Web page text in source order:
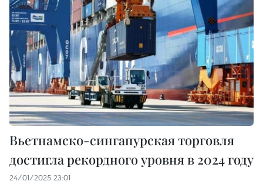
Вьетнамско-сингапурская торговля
достигла рекордного уровня в 2024 году
24/01/2025 23:01